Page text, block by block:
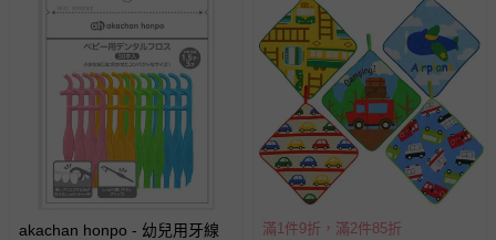
akachan honpo - 幼兒用牙線
滿1件9折，滿2件85折